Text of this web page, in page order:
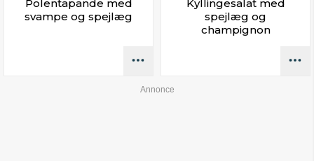
Polentapande med
svampe og spejlæg
Kyllingesalat med
spejlæg og
champignon